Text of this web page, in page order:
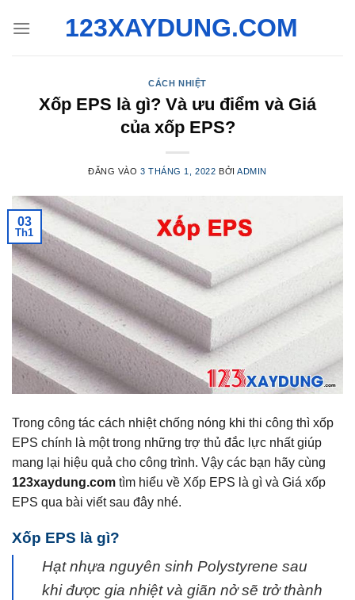
qua
123XAYDUNG.COM
CÁCH NHIỆT
Xốp EPS là gì? Và ưu điểm và Giá
của xốp EPS?
ĐĂNG VÀO 3 THÁNG 1, 2022 BỞIADMIN
03
Th1
Trong công tác cách nhiệt chống nóng khi thi công thì xốp
EPS chính là một trong những trợ thủ đắc lực nhất giúp
mang lại hiệu quả cho công trình. Vậy các bạn hãy cùng
123xaydung.com tìm hiểu về Xốp EPS là gì và Giá xốp
EPS qua bài viết sau đây nhé.
Xốp EPS là gì?
Hạt nhựa nguyên sinh Polystyrene sau
khi được gia nhiệt và giãn nở sẽ trở thành